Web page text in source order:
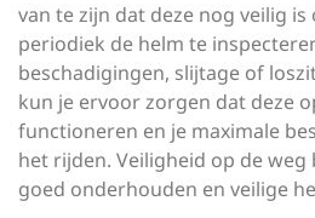
van te zijn dat deze nog veilig
periodiek de helm te
beschadigingen, slijtage of
kun je ervoor zorgen dat deze
functioneren en je maximale
het rijden. Veiligheid op de
goed onderhouden en veilige